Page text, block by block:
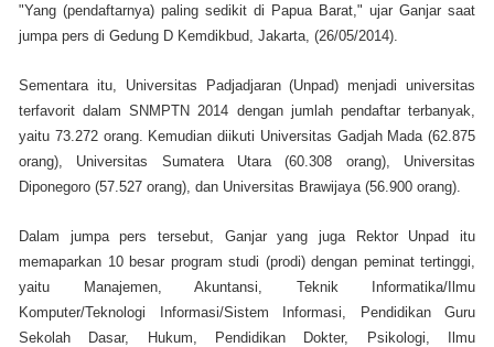
"Yang (pendaftarnya) paling sedikit di Papua Barat," ujar Ganjar saat
jumpa pers di Gedung D Kemdikbud, Jakarta, (26/05/2014).
Sementara itu, Universitas Padjadjaran (Unpad) menjadi universitas
terfavorit dalam SNMPTN 2014 dengan jumlah pendaftar terbanyak,
yaitu 73.272 orang. Kemudian diikuti Universitas Gadjah Mada (62.875
orang), Universitas Sumatera Utara (60.308 orang), Universitas
Diponegoro (57.527 orang), dan Universitas Brawijaya (56.900 orang).
Dalam jumpa pers tersebut, Ganjar yang juga Rektor Unpad itu
memaparkan 10 besar program studi (prodi) dengan peminat tertinggi,
yaitu Manajemen, Akuntansi, Teknik Informatika/Ilmu
Komputer/Teknologi Informasi/Sistem Informasi, Pendidikan Guru
Sekolah Dasar, Hukum, Pendidikan Dokter, Psikologi, Ilmu